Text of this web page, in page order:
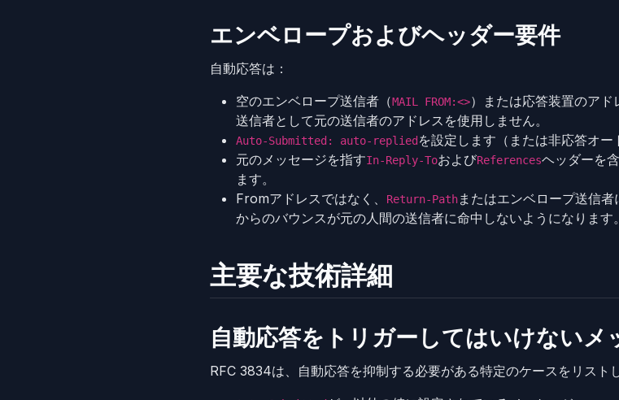
エンベロープおよびヘッダー要件
自動応答は：
空のエンベロープ送信者（MAIL FROM:<>）または応答装置のア
送信者として元の送信者のアドレスを使用しません。
Auto-Submitted: auto-replied を設定します（または非応答オー
元のメッセージを指すIn-Reply-ToおよびReferencesヘッダーを
ます。
Fromアドレスではなく、
Return-Pathまたはエンベロープ送信
からのバウンスが元の人間の送信者に命中しないようになります。
主要な技術詳細
自動応答をトリガーしてはいけないメ
RFC 3834は、自動応答を抑制する必要がある特定のケースをリスト